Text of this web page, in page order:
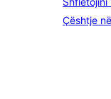
Çështje